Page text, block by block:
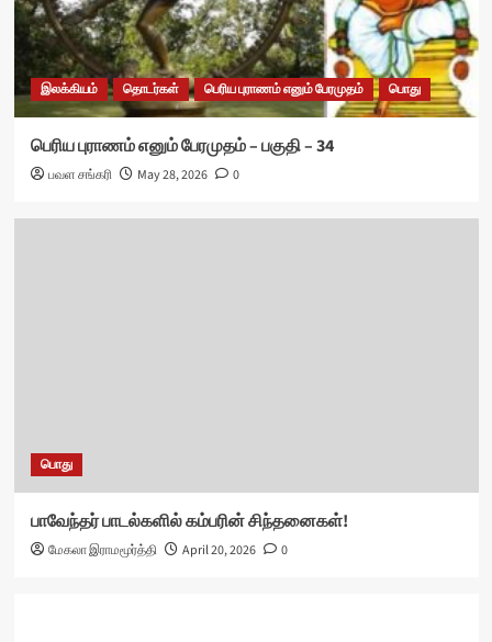
இலக்கியம் தொடர்கள் பெரிய புராணம் எனும் பேரமுதம் பொது
பெரிய புராணம் எனும் பேரமுதம் – பகுதி – 34
பவள சங்கரி May 28, 2026 0
பொது
பாவேந்தர் பாடல்களில் கம்பரின் சிந்தனைகள்!
மேகலா இராமமூர்த்தி April 20, 2026 0